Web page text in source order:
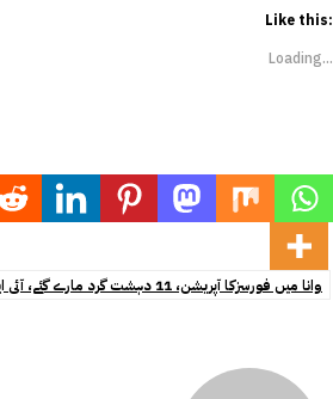
Like this:
Loading...
وانا میں فورسزکا آپریشن، 11 دہشت گرد مارے گئے، آئی ایس پی آر